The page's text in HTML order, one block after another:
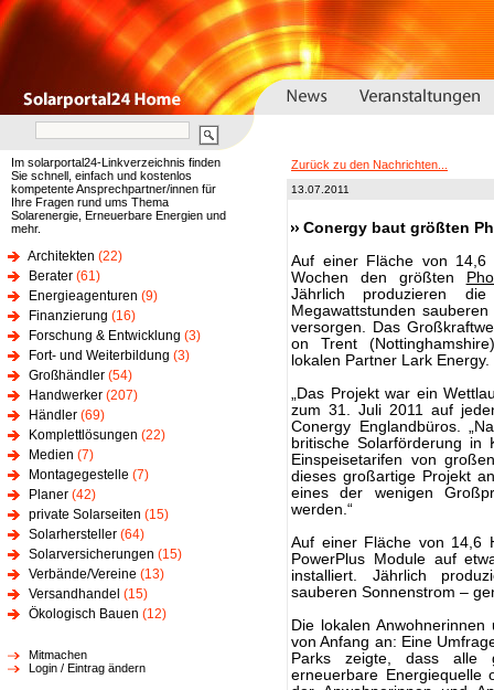
Im solarportal24-Linkverzeichnis finden
Sie schnell, einfach und kostenlos
kompetente Ansprechpartner/innen für
Ihre Fragen rund ums Thema
Solarenergie, Erneuerbare Energien und
mehr.
Architekten (22)
Berater (61)
Energieagenturen (9)
Finanzierung (16)
Forschung & Entwicklung (3)
Fort- und Weiterbildung (3)
Großhändler (54)
Handwerker (207)
Händler (69)
Komplettlösungen (22)
Medien (7)
Montagegestelle (7)
Planer (42)
private Solarseiten (15)
Solarhersteller (64)
Solarversicherungen (15)
Verbände/Vereine (13)
Versandhandel (15)
Ökologisch Bauen (12)
Mitmachen
Login / Eintrag ändern
Zurück zu den Nachrichten...
13.07.2011
Conergy baut größten
Auf einer Fläche von
Wochen den größten
Jährlich produzieren
Megawattstunden
versorgen. Das
on Trent
lokalen Partner Lark Energy.
„Das Projekt war ein
zum 31. Juli 2011 auf
Conergy Englandbüros.
britische Solarförderung
Einspeisetarifen von
dieses großartige Projekt
eines der wenigen
werden.“
Auf einer Fläche von 14,6
PowerPlus Module auf
installiert. Jährlich
sauberen Sonnenstrom –
Die lokalen
von Anfang an: Eine
Parks zeigte, dass alle
erneuerbare